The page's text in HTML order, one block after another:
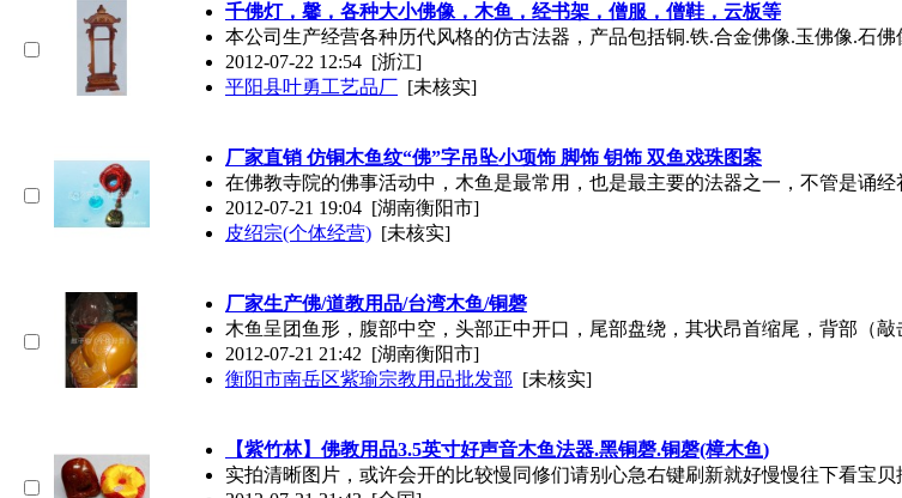
千佛灯，馨，各种大小佛像， 木鱼 ，经书架，僧服，僧鞋，云板等
本公司生产经营各种历代风格的仿古法器，产品包括铜.铁.合金佛像.玉佛像.石
2012-07-22 12:54 [浙江]
平阳县叶勇工艺品厂 [未核实]
厂家直销 仿铜木鱼纹“佛”字吊坠小项饰 脚饰 钥饰 双鱼戏珠图案
在佛教寺院的佛事活动中， 木鱼 是最常用，也是最主要的法器之一，不管是诵
2012-07-21 19:04 [湖南衡阳市]
皮绍宗(个体经营) [未核实]
厂家生产佛/道教用品/台湾木鱼/铜磬
木鱼 呈团鱼形，腹部中空，头部正中开口，尾部盘绕，其状昂首缩尾，背部（
2012-07-21 21:42 [湖南衡阳市]
衡阳市南岳区紫瑜宗教用品批发部 [未核实]
【紫竹林】佛教用品3.5英寸好声音木鱼法器.黑铜磬.铜磬(樟木鱼)
实拍清晰图片，或许会开的比较慢同修们请别心急右键刷新就好慢慢往下看宝贝